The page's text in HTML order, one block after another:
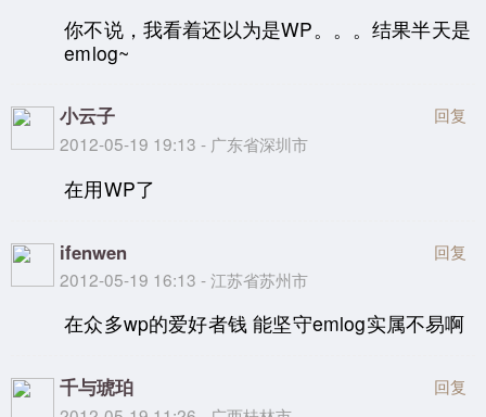
你不说，我看着还以为是WP。。。结果半天是
emlog~
小云子
2012-05-19 19:13 - 广东省深圳市
回复
在用WP了
ifenwen
2012-05-19 16:13 - 江苏省苏州市
回复
在众多wp的爱好者钱 能坚守emlog实属不易啊
千与琥珀 回复